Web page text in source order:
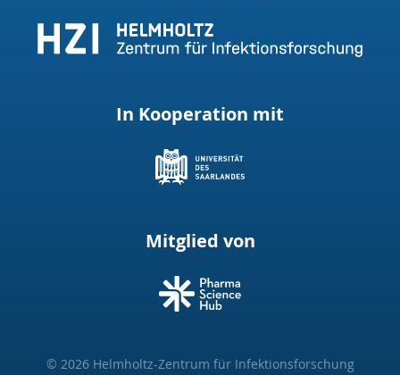
In Kooperation mit
Mitglied von
© 2026 Helmholtz-Zentrum für Infektionsforschung